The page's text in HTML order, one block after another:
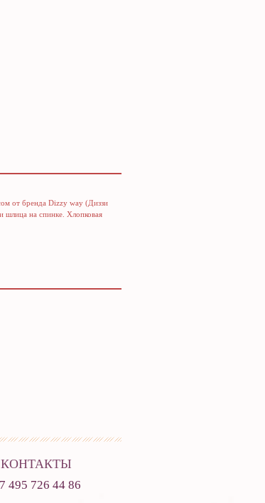
от бренда Dizzy way (Диззи
шлица на спинке. Хлопковая
КОНТАКТЫ
495 726 44 86